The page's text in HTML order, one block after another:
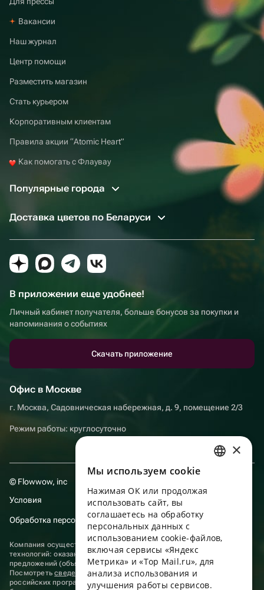
Вакансии
Наш журнал
Центр помощи
Разместить магазин
Стать курьером
Корпоративным клиентам
Правила акции “Atomic Heart”
Как помогать с Флаувау
Популярные города
Доставка цветов по Беларуси
В приложении еще удобнее!
Личный кабинет получателя, больше бонусов за покупки и
напоминания о событиях
Скачать приложение
Офис в Москве
г. Москва, Садовническая набережная, д. 9, помещение 2/3
Режим работы: круглосуточно
© Flowwow, inc
Условия
Обработка персональных данных
Компания осуществляет деятельность в области информационных
технологий: оказание услуг в сети “Интернет” по размещению
предложений (объявлений) продавцов о реализации товаров.
Посмотретьсведения о программах, включенных в реестр
российских программ для электронных вычислительных машин и
ENGLISH
UKRAINIAN
PORTUGUESE
×
Мы используем сookie
Нажимая ОК или продолжая
использовать сайт, вы
соглашаетесь на обработку
персональных данных с
использованием cookie-файлов,
включая сервисы «Яндекс
Метрика» и «Top Mail.ru», для
анализа использования и
улучшения работы сервисов.